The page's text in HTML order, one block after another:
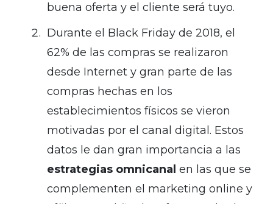
buena oferta y el cliente será tuyo.
Durante el Black Friday de 2018, el
62% de las compras se realizaron
desde Internet y gran parte de las
compras hechas en los
establecimientos físicos se vieron
motivadas por el canal digital. Estos
datos le dan gran importancia a las
estrategias omnicanal en las que se
complementen el marketing online y